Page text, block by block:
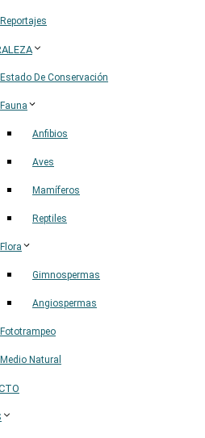
Reportajes
Estado De Conservación
Fauna
Anfibios
Aves
Mamíferos
Reptiles
Flora
Gimnospermas
Angiospermas
Fototrampeo
Medio Natural